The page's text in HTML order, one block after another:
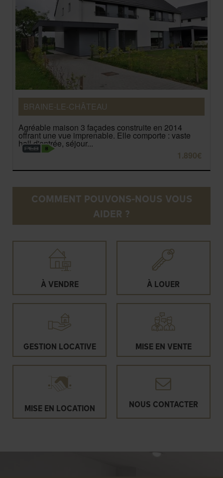
BRAINE-LE-CHÂTEAU
Agréable maison 3 façades construite en 2014
offrant une vue imprenable. Elle comporte : vaste
hall d'entrée, séjour...
1.890€
COMMENT POUVONS-NOUS VOUS
AIDER ?
À VENDRE À LOUER
GESTION LOCATIVE MISE EN VENTE
MISE EN LOCATION NOUS CONTACTER